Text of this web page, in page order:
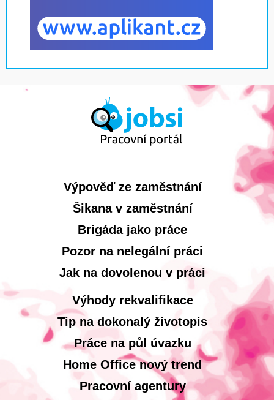
Výpověď ze zaměstnání
Šikana v zaměstnání
Brigáda jako práce
Pozor na nelegální práci
Jak na dovolenou v práci
Výhody rekvalifikace
Tip na dokonalý životopis
Práce na půl úvazku
Home Office nový trend
Pracovní agentury